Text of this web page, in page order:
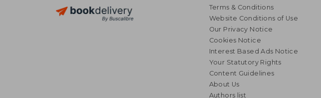
Terms & Conditions
Website Conditions of Use
Our Privacy Notice
Cookies Notice
Interest Based Ads Notice
Your Statutory Rights
Content Guidelines
About Us
Authors list